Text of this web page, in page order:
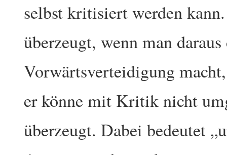
selbst kritisiert werden
überzeugt, wenn man
Vorwärtsverteidigung
er könne mit Kritik nicht
überzeugt. Dabei bedeutet